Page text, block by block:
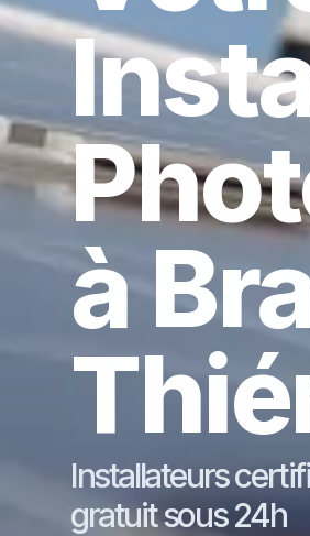
à
Installateurs
gratuit sous 24h